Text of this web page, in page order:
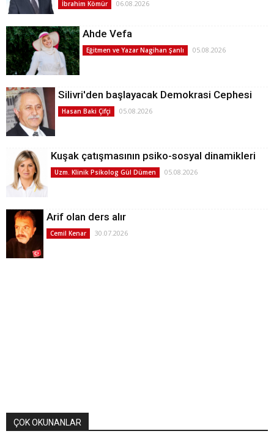
İbrahim Kömür 06.08.2026
Ahde Vefa
Eğitmen ve Yazar Nagihan Şanlı 05.08.2026
Silivri'den başlayacak Demokrasi Cephesi
Hasan Baki Çifçi 05.08.2026
Kuşak çatışmasının psiko-sosyal dinamikleri
Uzm. Klinik Psikolog Gül Dümen 05.08.2026
Arif olan ders alır
Cemil Kenar 30.07.2026
ÇOK OKUNANLAR